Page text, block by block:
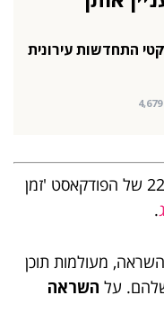
התחדשות עירונית
4,679
אנו מזמינים אתכם להאזין לפרק ה-220 של הפודקאסט 'זמן
.
מעולמות תוכן
על השראה